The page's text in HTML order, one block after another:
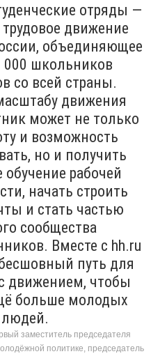
отряды —
движение
объединяющее
000 школьников
со всей страны.
движения
может не только
и возможность
но и получить
обучение рабочей
начать строить
и стать частью
сообщества
Вместе с hh.ru
путь для
движением, чтобы
больше молодых
людей.
заместитель председателя
политике, председатель